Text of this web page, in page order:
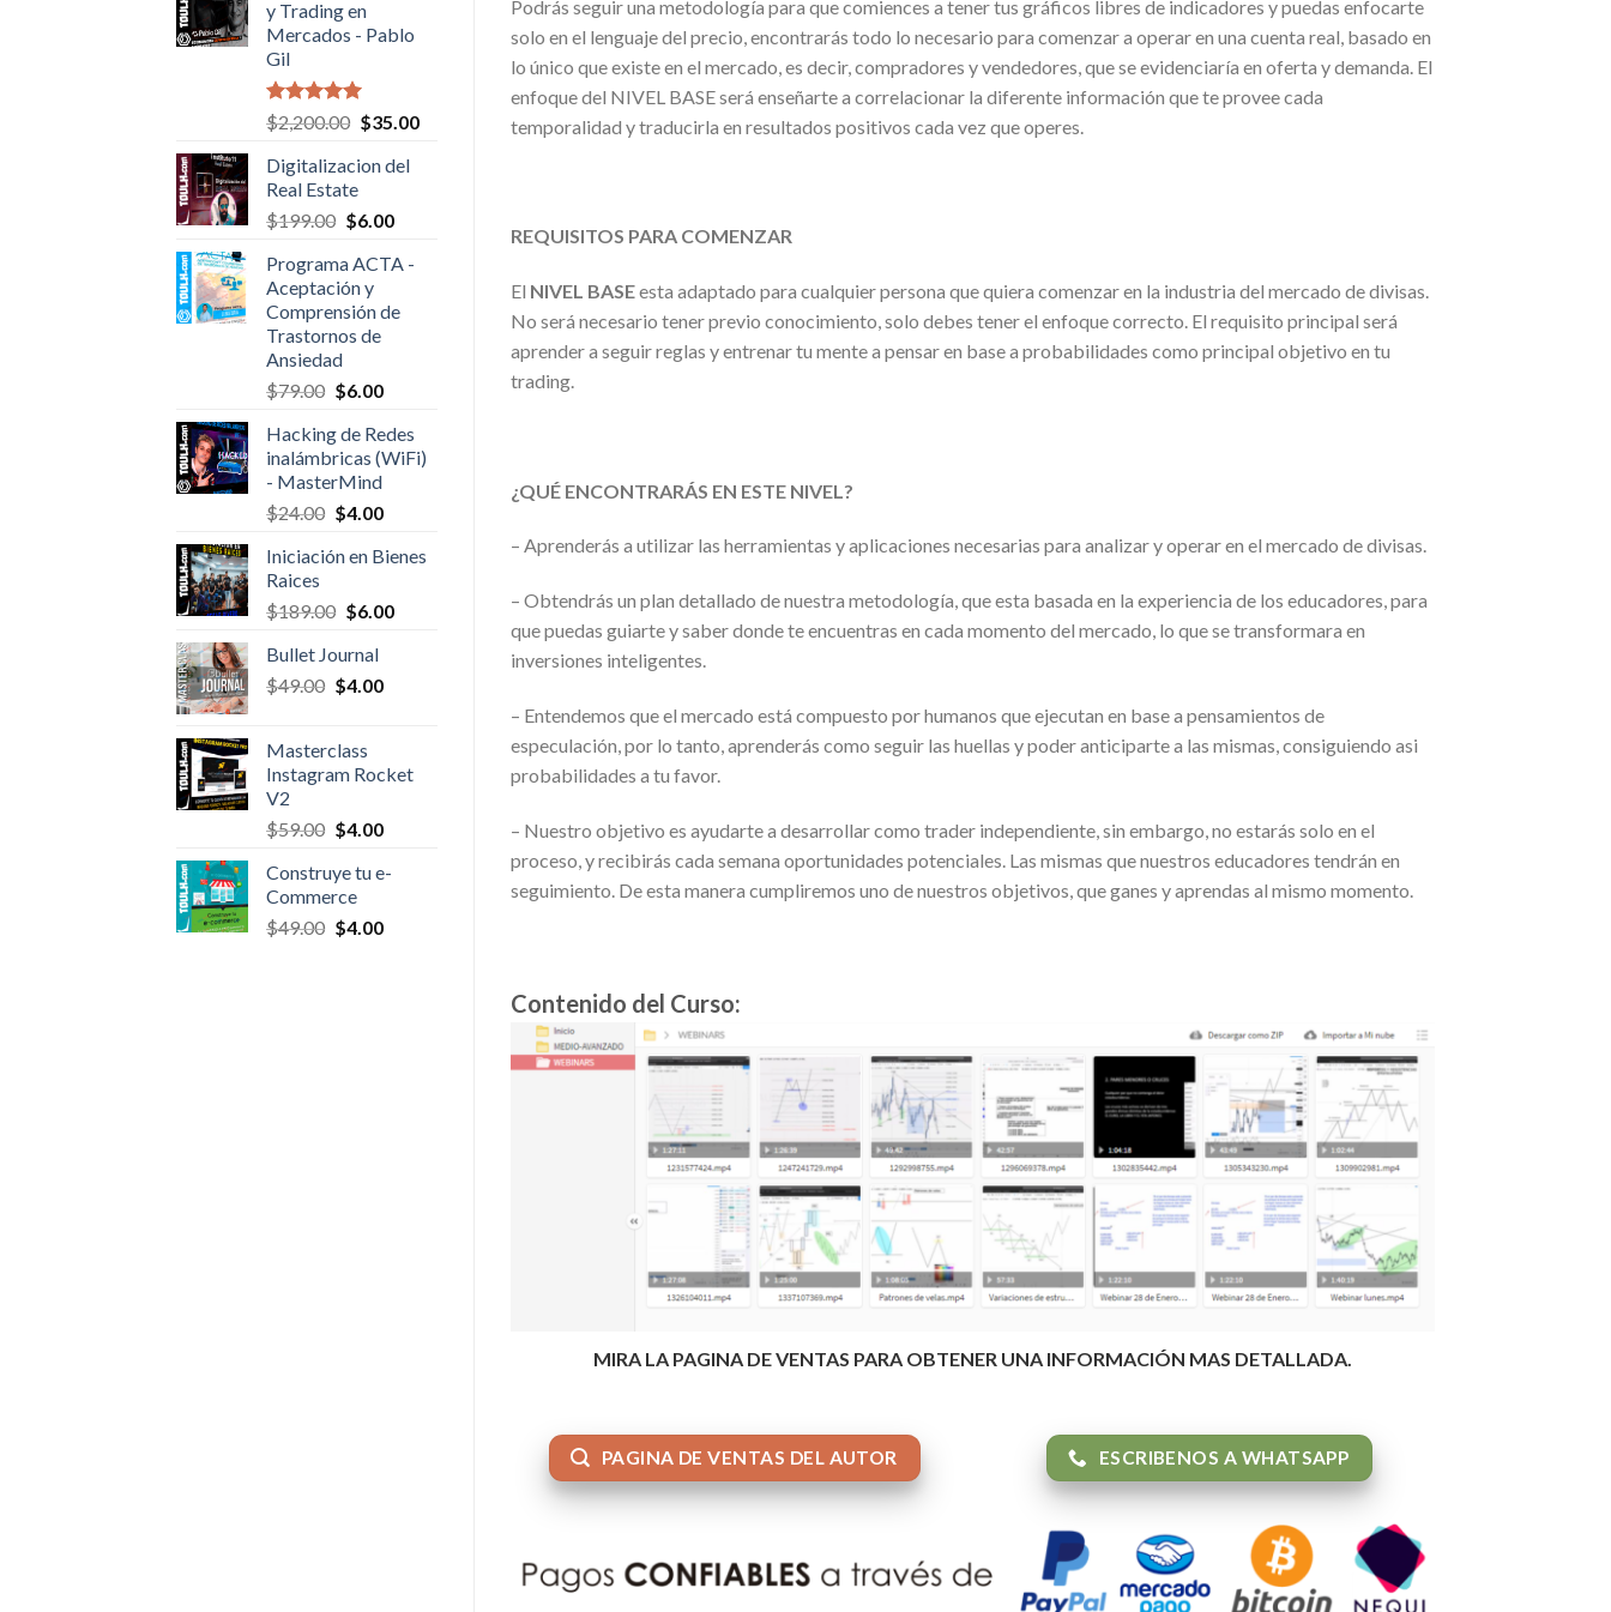
y Trading en
Mercados - Pablo
Gil
Valorado en
5.00
$2,200.00 Original
was:
$2,200.00.
$35.00Current
Digitalizacion del
Real Estate
$199.00 Original
was:
$199.00.
$6.00Current
is:
Programa ACTA -
Aceptación y
Comprensión de
Trastornos de
Ansiedad
$79.00 Original
was:
$79.00.
$6.00Current
is:
$6.00.
Hacking de Redes
inalámbricas (WiFi)
- MasterMind
$24.00 Original
was:
$4.00Current
is:
Iniciación en Bienes
Raices
$189.00 Original
was:
$189.00.
$6.00Current
Bullet Journal
$49.00 Original
$49.00.
$4.00Current
Masterclass
Instagram Rocket
V2
$59.00 Original
was:
$59.00.
$4.00Current
is:
Construye tu e-
Commerce
$49.00 Original
$4.00Current
Podrás seguir una metodología para que comiences a tener tus gráficos libres de indicadores y puedas enfocarte
solo en el lenguaje del precio, encontrarás todo lo necesario para comenzar a operar en una cuenta real, basado en
lo único que existe en el mercado, es decir, compradores y vendedores, que se evidenciaría en oferta y demanda. El
enfoque del NIVEL BASE será enseñarte a correlacionar la diferente información que te provee cada
temporalidad y traducirla en resultados positivos cada vez que operes.
REQUISITOS PARA COMENZAR
El NIVEL BASEesta adaptado para cualquier persona que quiera comenzar en la industria del mercado de divisas.
No será necesario tener previo conocimiento, solo debes tener el enfoque correcto. El requisito principal será
aprender a seguir reglas y entrenar tu mente a pensar en base a probabilidades como principal objetivo en tu
trading.
¿QUÉ ENCONTRARÁS EN ESTE NIVEL?
– Aprenderás a utilizar las herramientas y aplicaciones necesarias para analizar y operar en el mercado de divisas.
– Obtendrás un plan detallado de nuestra metodología, que esta basada en la experiencia de los educadores, para
que puedas guiarte y saber donde te encuentras en cada momento del mercado, lo que se transformara en
inversiones inteligentes.
– Entendemos que el mercado está compuesto por humanos que ejecutan en base a pensamientos de
especulación, por lo tanto, aprenderás como seguir las huellas y poder anticiparte a las mismas, consiguiendo asi
probabilidades a tu favor.
– Nuestro objetivo es ayudarte a desarrollar como trader independiente, sin embargo, no estarás solo en el
proceso, y recibirás cada semana oportunidades potenciales. Las mismas que nuestros educadores tendrán en
seguimiento. De esta manera cumpliremos uno de nuestros objetivos, que ganes y aprendas al mismo momento.
Contenido del Curso:
MIRA LA PAGINA DE VENTAS PARA OBTENER UNA INFORMACIÓN MAS DETALLADA.
PAGINA DE VENTAS DEL AUTOR ESCRIBENOS A WHATSAPP